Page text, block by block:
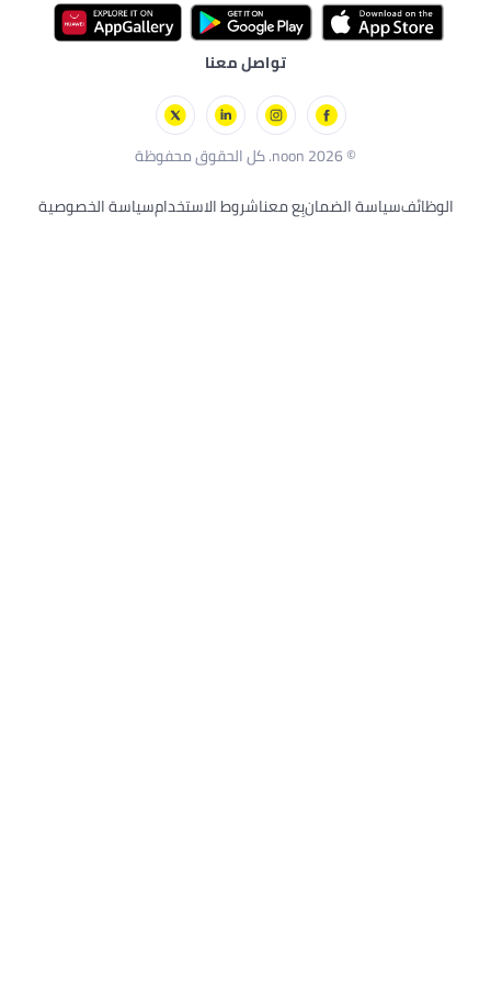
العناية الشخصية للرجال
مستلزمات العناية الصحية
دراجات ثلاثية وسكوترات
بريستيج
تواصل معنا
الوظائفسياسة الضمانبِع معناشروط الاستخدامسياسة الخصوصية